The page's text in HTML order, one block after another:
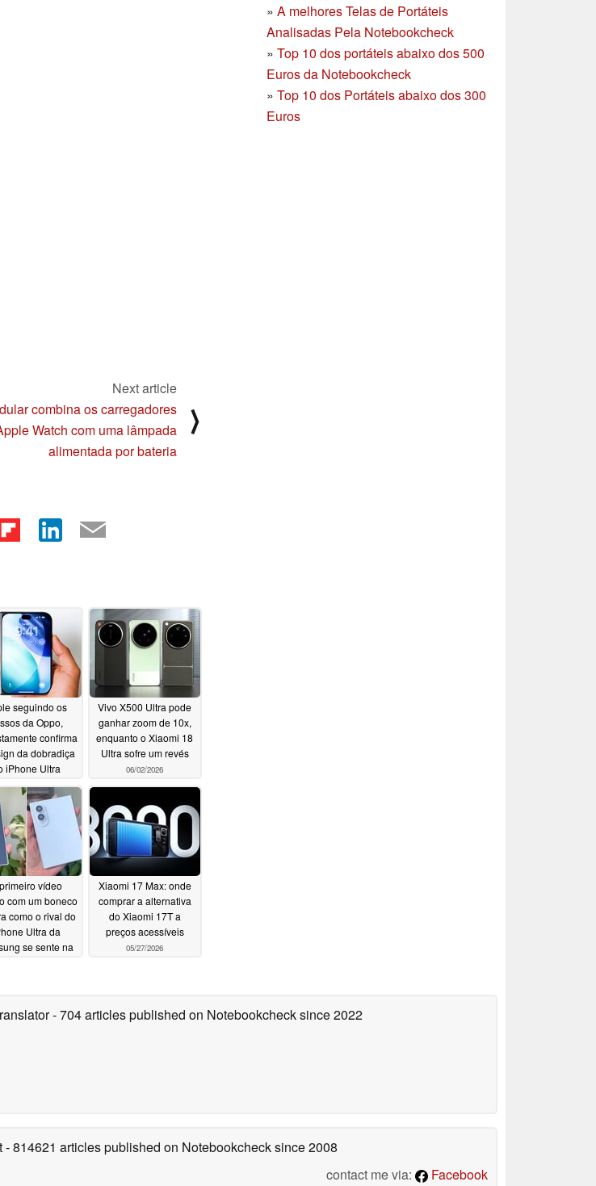
» A melhores Telas de Portáteis
Analisadas Pela Notebookcheck
» Top 10 dos portáteis abaixo dos 500
Euros da Notebookcheck
» Top 10 dos Portáteis abaixo dos 300
Euros
Next article
combina os carregadores
Watch com uma lâmpada
alimentada por bateria
⟩
seguindo os
da Oppo,
confirma
da dobradiça
iPhone Ultra
06/03/2026
Vivo X500 Ultra pode
ganhar zoom de 10x,
enquanto o Xiaomi 18
Ultra sofre um revés
06/02/2026
vídeo
com um boneco
como o rival do
Ultra da
se sente na
Xiaomi 17 Max: onde
comprar a alternativa
do Xiaomi 17T a
preços acessíveis
05/27/2026
- 704 articles published on Notebookchecksince 2022
- 814621 articles published on Notebookchecksince 2008
contact me via:
Facebook